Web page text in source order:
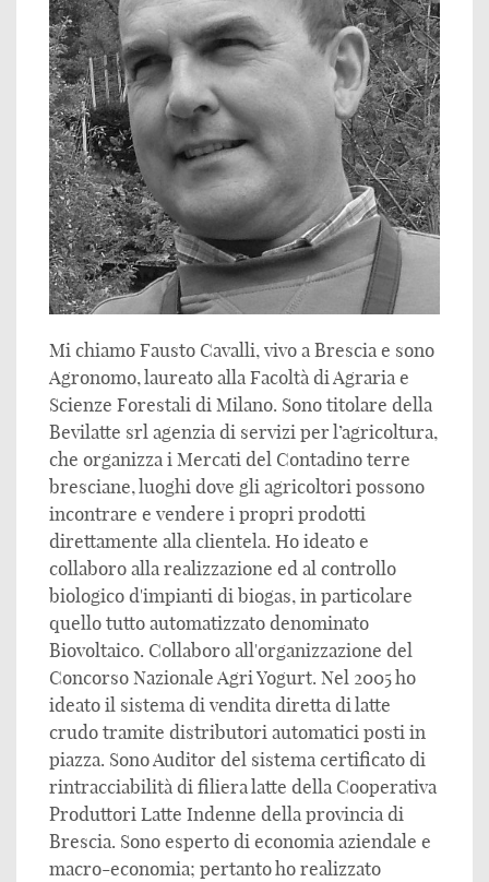
Mi chiamo Fausto Cavalli, vivo a Brescia e sono
Agronomo, laureato alla Facoltà di Agraria e
Scienze Forestali di Milano. Sono titolare della
Bevilatte srl agenzia di servizi per l’agricoltura,
che organizza i Mercati del Contadino terre
bresciane, luoghi dove gli agricoltori possono
incontrare e vendere i propri prodotti
direttamente alla clientela. Ho ideato e
collaboro alla realizzazione ed al controllo
biologico d'impianti di biogas, in particolare
quello tutto automatizzato denominato
Biovoltaico. Collaboro all'organizzazione del
Concorso Nazionale Agri Yogurt. Nel 2005 ho
ideato il sistema di vendita diretta di latte
crudo tramite distributori automatici posti in
piazza. Sono Auditor del sistema certificato di
rintracciabilità di filiera latte della Cooperativa
Produttori Latte Indenne della provincia di
Brescia. Sono esperto di economia aziendale e
macro-economia; pertanto ho realizzato